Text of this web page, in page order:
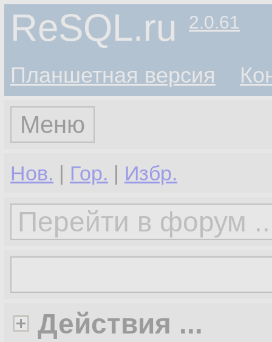
ReSQL.ru 2.0.61
Планшетная версия
Меню
Нов. | Гор. | Избр.
Действия ...